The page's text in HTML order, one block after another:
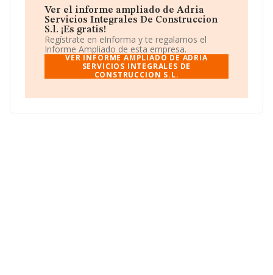
hasta 11.247 empresas, a nivel nacional la facturación
asciende a 4.064 millones de euros y el promedio de la
facturación de ventas entre todas las compañías
asciende a los 361 mil euros. Respecto a la información
de la provincia (hablamos de Madrid), en la base de
datos INFORMA constan 1234 empresas, cuyas ventas
han obtenido los 708 millones de euros. Para aportar
ulterior información de interés en el ámbito sectorial, la
La media de empleados es de 3.
Ver el informe ampliado de Adria
Servicios Integrales De Construccion
S.l. ¡Es gratis!
Regístrate en eInforma y te regalamos el
Informe Ampliado de esta empresa.
VER INFORME AMPLIADO DE ADRIA
SERVICIOS INTEGRALES DE
CONSTRUCCION S.L.